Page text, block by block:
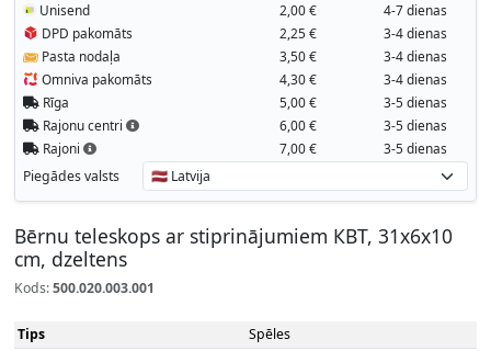
Unisend
2,00 €
4-7 dienas
DPD pakomāts
2,25 €
3-4 dienas
Pasta nodaļa
3,50 €
3-4 dienas
Omniva pakomāts
4,30 €
3-4 dienas
Rīga
5,00 €
3-5 dienas
Rajonu centri
6,00 €
3-5 dienas
Rajoni
7,00 € 3-5 dienas
Piegādes valsts
Bērnu teleskops ar stiprinājumiem КВТ, 31x6x10
cm, dzeltens
Kods:500.020.003.001
Tips
Spēles